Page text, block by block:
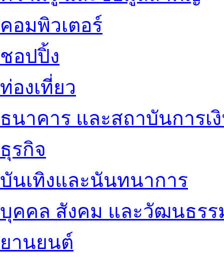
คอมพิวเตอร์
ชอปปิ้ง
ท่องเที่ยว
ธนาคาร และสถาบันการเ
ธุรกิจ
บันเทิงและนันทนาการ
บุคคล สังคม และวัฒนธรร
ยานยนต์